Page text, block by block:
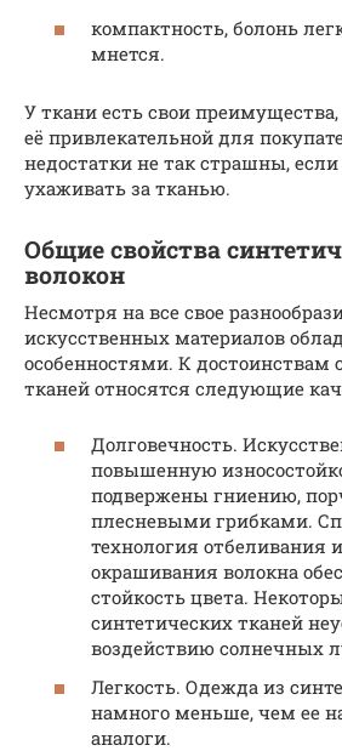
компактность, болонь
мнется.
У ткани есть свои
её привлекательной для
недостатки не так страшны,
ухаживать за тканью.
Общие свойства
волокон
Несмотря на все свое
искусственных материалов
особенностями. К достоинствам
тканей относятся следующие
Долговечность.
повышенную
подвержены гниению,
плесневыми грибками.
технология отбеливания
окрашивания волокна
стойкость цвета.
синтетических тканей
воздействию солнечных
Легкость. Одежда из
намного меньше, чем ее
аналоги.